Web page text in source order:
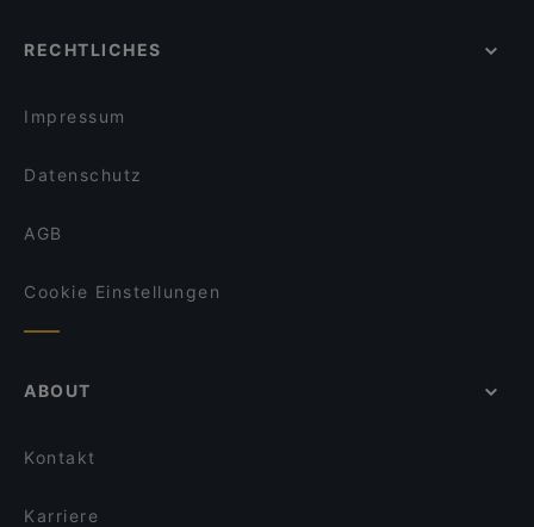
RECHTLICHES
Impressum
Datenschutz
AGB
Cookie Einstellungen
ABOUT
Kontakt
Karriere